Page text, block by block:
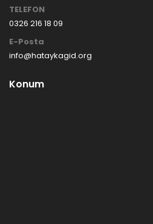
TELEFON
0326 216 18 09
E-Posta
info@hataykagid.org
Konum